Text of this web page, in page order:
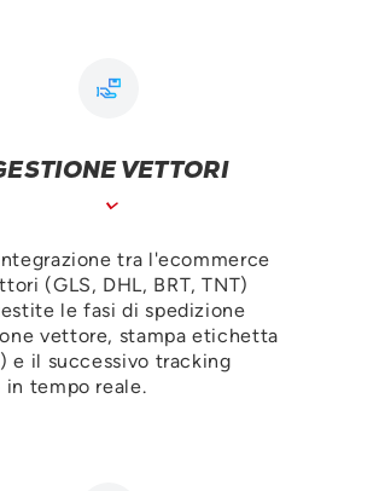
VETTORI
tra l'ecommerce
(GLS, DHL, BRT, TNT)
le fasi di spedizione
vettore, stampa etichetta
e il successivo tracking
tempo reale.